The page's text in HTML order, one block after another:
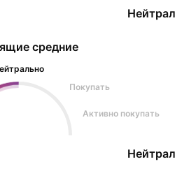
средние
Покупать
Активно покупать